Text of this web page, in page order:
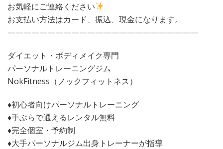
お気軽にご連絡ください
お支払い方法はカード、振込、現金になります。
————————————————————————
ダイエット・ボディメイク専門
パーソナルトレーニングジム
NokFitness（ノックフィットネス）
♦︎初心者向けパーソナルトレーニング
♦︎手ぶらで通えるレンタル無料
♦︎完全個室・予約制
♦︎大手パーソナルジム出身トレーナーが指導